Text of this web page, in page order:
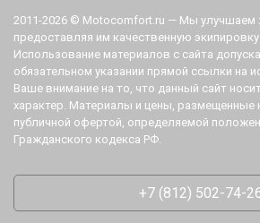
2011-2026 © Motocomfort.ru — Мы улучшаем
предоставляя им качественную
Использование материалов с сайта
обязательном указании прямой ссылки на
Ваше внимание на то, что данный сайт
характер. Материалы и цены, размещенные
публичной офертой, определяемой
Гражданского кодекса РФ.
+7 (812) 502-74-